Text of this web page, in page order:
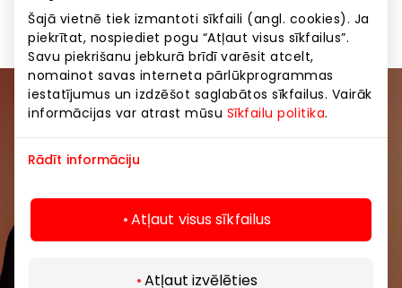
Šajā vietnē tiek izmantoti sīkfaili (angl. cookies). Ja
piekrītat, nospiediet pogu “Atļaut visus sīkfailus”.
Savu piekrišanu jebkurā brīdī varēsit atcelt,
nomainot savas interneta pārlūkprogrammas
iestatījumus un izdzēšot saglabātos sīkfailus. Vairāk
informācijas var atrast mūsu Sīkfailu politika.
Rādīt informāciju
Atļaut visus sīkfailus
Atļaut izvēlēties
Pievienojieties mūsu kopienai
Uzzini pirmais par labākajiem piedāvājumiem,
izklaides centros “AKROPOLE Alfa” un “AKROPOLE
Rīga”.